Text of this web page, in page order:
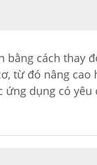
bằng cách thay
từ đó nâng cao
dụng có yêu